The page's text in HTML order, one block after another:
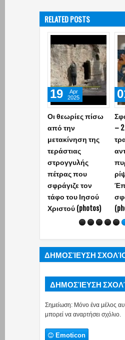
RELATED POSTS
Οι θεωρίες πίσω
από την
μετακίνηση της
τεράστιας
στρογγυλής
πέτρας που
σφράγιζε τον
τάφο του Ιησού
Χριστού (photos)
19
Apr
2025
–
ΔΗΜΟΣΊΕΥΣΗ
ΔΗΜΟΣΊΕΥΣΗ
Σημείωση: Μόνο ένα μέλος
μπορεί να αναρτήσει σχόλιο.
Emoticon